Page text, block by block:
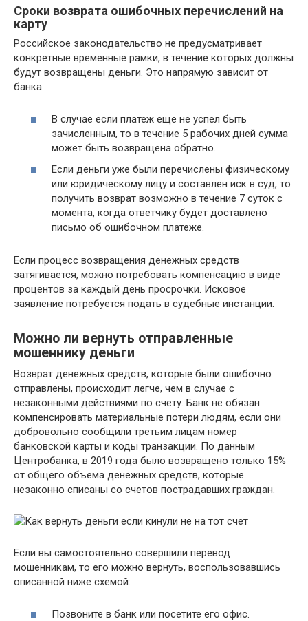
Сроки возврата ошибочных перечислений на
карту
Российское законодательство не предусматривает
конкретные временные рамки, в течение которых должны
будут возвращены деньги. Это напрямую зависит от
банка.
В случае если платеж еще не успел быть
зачисленным, то в течение 5 рабочих дней сумма
может быть возвращена обратно.
Если деньги уже были перечислены физическому
или юридическому лицу и составлен иск в суд, то
получить возврат возможно в течение 7 суток с
момента, когда ответчику будет доставлено
письмо об ошибочном платеже.
Если процесс возвращения денежных средств
затягивается, можно потребовать компенсацию в виде
процентов за каждый день просрочки. Исковое
заявление потребуется подать в судебные инстанции.
Можно ли вернуть отправленные
мошеннику деньги
Возврат денежных средств, которые были ошибочно
отправлены, происходит легче, чем в случае с
незаконными действиями по счету. Банк не обязан
компенсировать материальные потери людям, если они
добровольно сообщили третьим лицам номер
банковской карты и коды транзакции. По данным
Центробанка, в 2019 года было возвращено только 15%
от общего объема денежных средств, которые
незаконно списаны со счетов пострадавших граждан.
Если вы самостоятельно совершили перевод
мошенникам, то его можно вернуть, воспользовавшись
описанной ниже схемой:
Позвоните в банк или посетите его офис.